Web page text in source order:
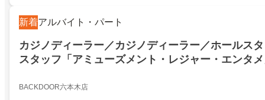
新着アルバイト・パート
カジノディーラー／カジノディーラー／ホールス
スタッフ「アミューズメント・レジャー・エンタ
BACKDOOR六本木店